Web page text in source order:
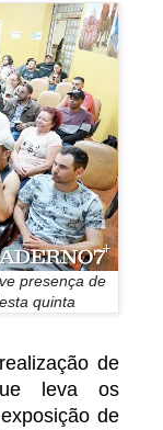
presença de
quinta
de
leva os
de